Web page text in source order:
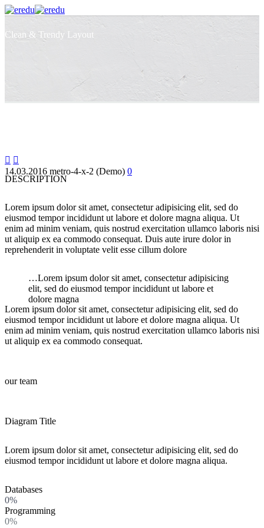
Clean & Trendy Layout
 
14.03.2016 metro-4-x-2 (Demo) 0
DESCRIPTION
Lorem ipsum dolor sit amet, consectetur adipisicing elit, sed do
eiusmod tempor incididunt ut labore et dolore magna aliqua. Ut
enim ad minim veniam, quis nostrud exercitation ullamco laboris nisi
ut aliquip ex ea commodo consequat. Duis aute irure dolor in
reprehenderit in voluptate velit esse cillum dolore
…Lorem ipsum dolor sit amet, consectetur adipisicing
elit, sed do eiusmod tempor incididunt ut labore et
dolore magna
Lorem ipsum dolor sit amet, consectetur adipisicing elit, sed do
eiusmod tempor incididunt ut labore et dolore magna aliqua. Ut
enim ad minim veniam, quis nostrud exercitation ullamco laboris nisi
ut aliquip ex ea commodo consequat.
our team
Diagram Title
Lorem ipsum dolor sit amet, consectetur adipisicing elit, sed do
eiusmod tempor incididunt ut labore et dolore magna aliqua.
Databases
0%
Programming
0%